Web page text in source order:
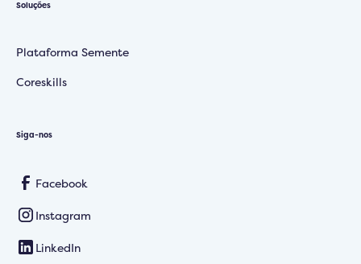
Soluções
Plataforma Semente
Coreskills
Siga-nos
Facebook
Instagram
LinkedIn